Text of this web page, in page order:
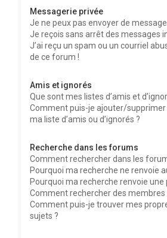
Messagerie privée
Je ne peux pas envoyer de
Je reçois sans arrêt des messages
J’ai reçu un spam ou un courriel
de ce forum !
Amis et ignorés
Que sont mes listes d’amis et
Comment puis-je ajouter/
ma liste d’amis ou d’ignorés ?
Recherche dans les forums
Comment rechercher dans les
Pourquoi ma recherche ne renvoie
Pourquoi ma recherche renvoie une
Comment rechercher des membres
Comment puis-je trouver mes
sujets ?